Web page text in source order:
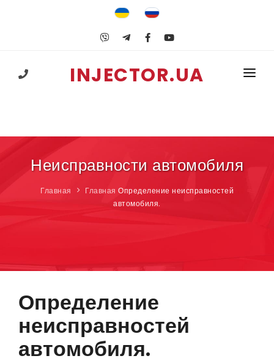
INJECTOR.UA
+38 (067) 547-25-74
ГБО
ОБУЧЕНИЕ
Неисправности автомобиля
Главная Главная Определение неисправностей
автомобиля.
Определение
неисправностей
автомобиля.